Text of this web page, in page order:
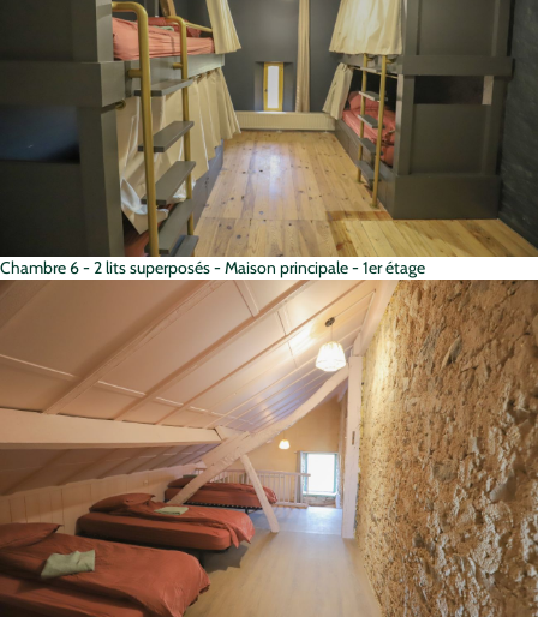
Chambre 6 - 2 lits superposés - Maison principale - 1er étage